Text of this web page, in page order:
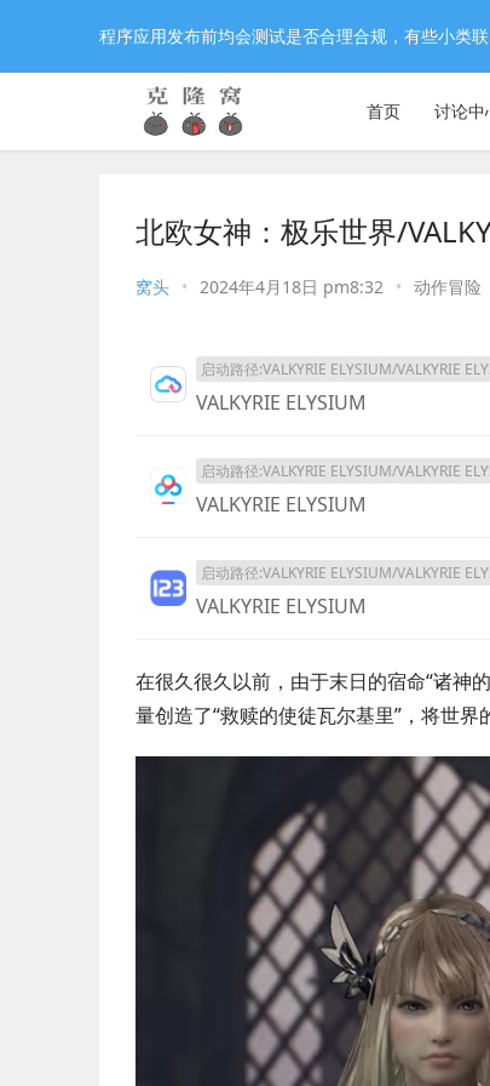
首页 讨论中
北欧女神：极乐世界/
窝头 • 2024年4月18日 pm8:32 • 动作冒险
启动路径:VALKYRIE ELYSIUM/VALKYRIE
VALKYRIE ELYSIUM
启动路径:VALKYRIE ELYSIUM/VALKYRIE
VALKYRIE ELYSIUM
启动路径:VALKYRIE ELYSIUM/VALKYRIE
VALKYRIE ELYSIUM
在很久很久以前，由于末日的宿命“诸神
量创造了“救赎的使徒瓦尔基里”，将世界
程序应用发布前均会测试是否合理合规，有些小类